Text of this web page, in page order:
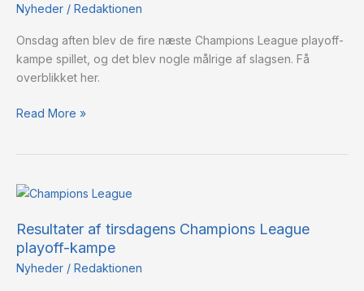
Nyheder / Redaktionen
Onsdag aften blev de fire næste Champions League playoff-
kampe spillet, og det blev nogle målrige af slagsen. Få
overblikket her.
League
kampe
Read More »
Resultater af tirsdagens Champions League
playoff-kampe
Nyheder / Redaktionen
Resultater
tirsdagens
Champions
League